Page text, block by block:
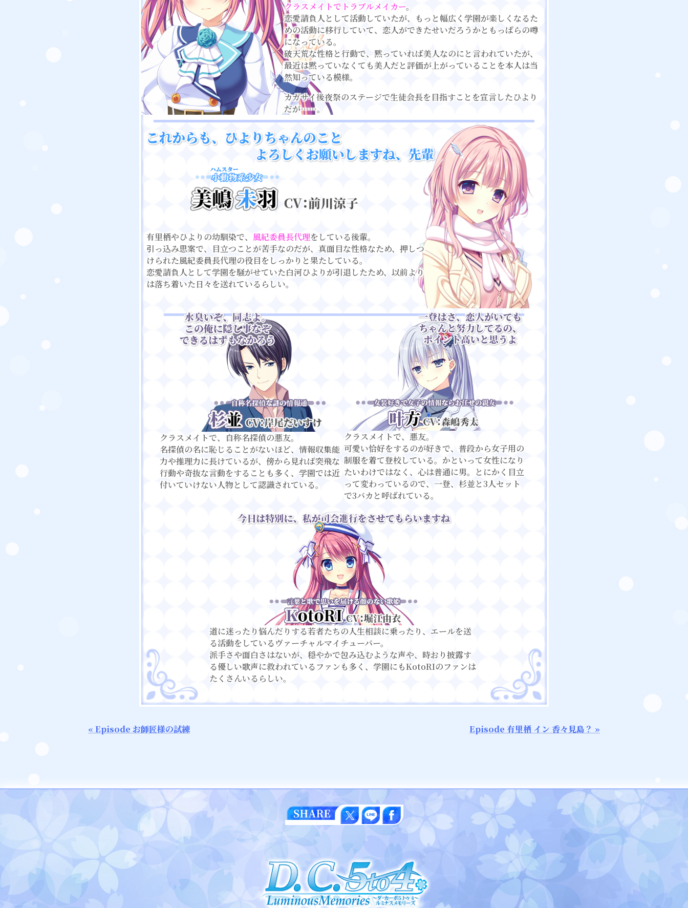
クラスメイトでトラブルメイカー。
恋愛請負人として活動していたが、もっと幅広く学園が楽しくなるた
めの活動に移行していて、恋人ができたせいだろうかともっぱらの噂
になっている。
破天荒な性格と行動で、黙っていれば美人なのにと言われていたが、
最近は黙っていなくても美人だと評価が上がっていることを本人は当
然知っている模様。
カガサイ後夜祭のステージで生徒会長を目指すことを宣言したひより
だが……。
有里栖やひよりの幼馴染で、 風紀委員長代理をしている後輩。
引っ込み思案で、目立つことが苦手なのだが、真面目な性格なため、押しつ
けられた風紀委員長代理の役目をしっかりと果たしている。
恋愛請負人として学園を騒がせていた白河ひよりが引退したため、以前より
は落ち着いた日々を送れているらしい。
クラスメイトで、自称名探偵の悪友。
名探偵の名に恥じることがないほど、情報収集能
力や推理力に長けているが、傍から見れば突飛な
行動や奇抜な言動をすることも多く、学園では近
付いていけない人物として認識されている。
クラスメイトで、悪友。
可愛い恰好をするのが好きで、普段から女子用の
制服を着て登校している。かといって女性になり
たいわけではなく、心は普通に男。とにかく目立
って変わっているので、一登、杉並と3人セット
で3バカと呼ばれている。
道に迷ったり悩んだりする若者たちの人生相談に乗ったり、エールを送
る活動をしているヴァーチャルマイチューバー。
派手さや面白さはないが、穏やかで包み込むような声や、時おり披露す
る優しい歌声に救われているファンも多く、学園にもKotoRIのファンは
たくさんいるらしい。
« Episode お師匠様の試練 Episode 有里栖 イン 香々見島？ »